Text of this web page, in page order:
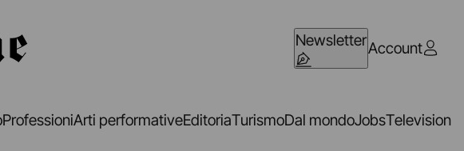
NewsletterAccount
ProfessioniArti performativeEditoriaTurismoDal mondoJobsTelevision